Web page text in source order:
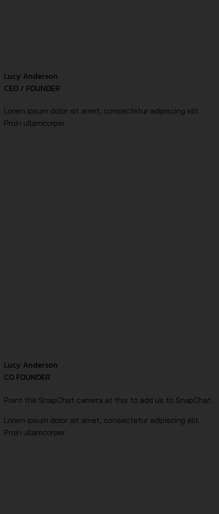
Lucy Anderson
CEO / FOUNDER
Lorem ipsum dolor sit amet, consectetur adipiscing elit.
Proin ullamcorper
Lucy Anderson
CO FOUNDER
Point the SnapChat camera at this to add us to SnapChat.
Lorem ipsum dolor sit amet, consectetur adipiscing elit.
Proin ullamcorper